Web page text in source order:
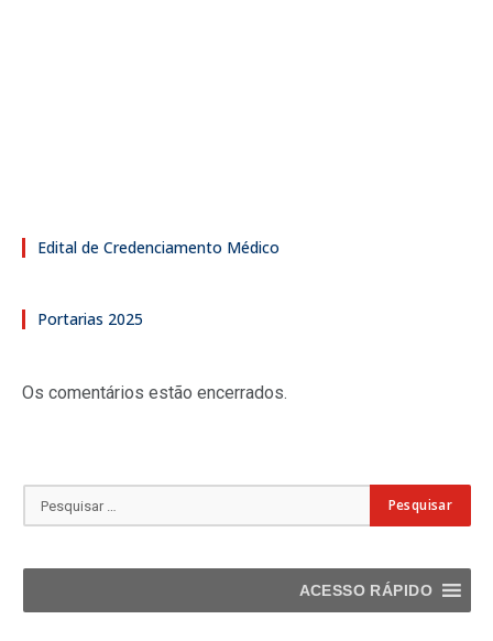
Edital de Credenciamento Médico
Portarias 2025
Os comentários estão encerrados.
ACESSO RÁPIDO